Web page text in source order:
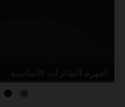
مقدمة في قائمة الحد الأدنى